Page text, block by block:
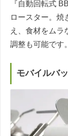
『自動回転式
ロースター。焼
え、食材をムラ
調整も可能です。
モバイルバ